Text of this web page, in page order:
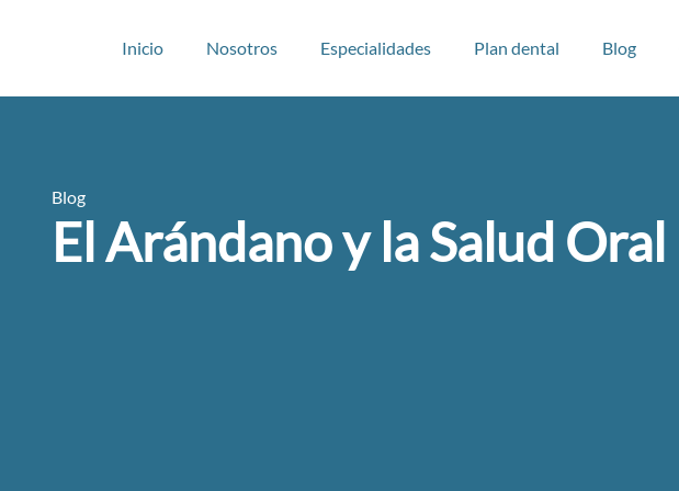
Inicio Nosotros Especialidades Plan dental Blog
Blog
El Arándano y la Salud Oral